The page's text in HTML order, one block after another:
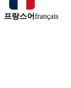
프랑스어français